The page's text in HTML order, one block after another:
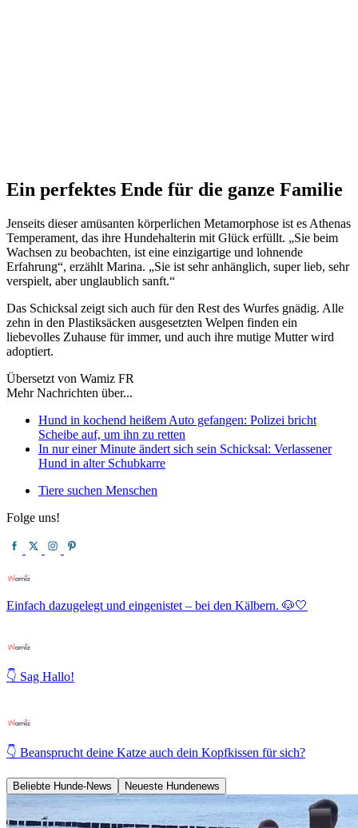
Ein perfektes Ende für die ganze Familie
Jenseits dieser amüsanten körperlichen Metamorphose ist es Athenas
Temperament, das ihre Hundehalterin mit Glück erfüllt. „Sie beim
Wachsen zu beobachten, ist eine einzigartige und lohnende
Erfahrung“, erzählt Marina. „Sie ist sehr anhänglich, super lieb, sehr
verspielt, aber unglaublich sanft.“
Das Schicksal zeigt sich auch für den Rest des Wurfes gnädig. Alle
zehn in den Plastiksäcken ausgesetzten Welpen finden ein
liebevolles Zuhause für immer, und auch ihre mutige Mutter wird
adoptiert.
Übersetzt von Wamiz FR
Mehr Nachrichten über...
Hund in kochend heißem Auto gefangen: Polizei bricht
Scheibe auf, um ihn zu retten
In nur einer Minute ändert sich sein Schicksal: Verlassener
Hund in alter Schubkarre
Tiere suchen Menschen
Folge uns!
Einfach dazugelegt und eingenistet – bei den Kälbern. 🐶🤍
👇 Sag Hallo!
👇 Beansprucht deine Katze auch dein Kopfkissen für sich?
Beliebte Hunde-News Neueste Hundenews